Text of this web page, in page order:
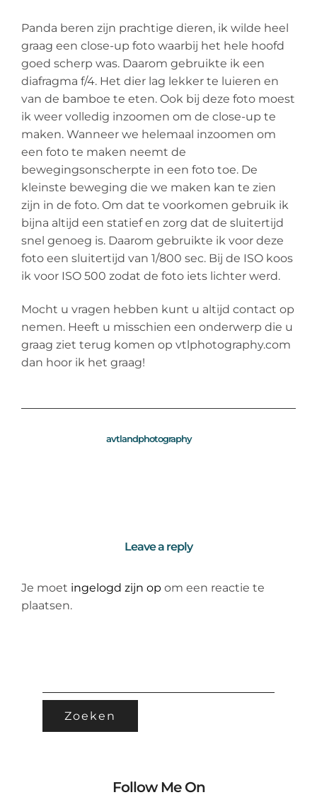
Panda beren zijn prachtige dieren, ik wilde heel
graag een close-up foto waarbij het hele hoofd
goed scherp was. Daarom gebruikte ik een
diafragma f/4. Het dier lag lekker te luieren en
van de bamboe te eten. Ook bij deze foto moest
ik weer volledig inzoomen om de close-up te
maken. Wanneer we helemaal inzoomen om
een foto te maken neemt de
bewegingsonscherpte in een foto toe. De
kleinste beweging die we maken kan te zien
zijn in de foto. Om dat te voorkomen gebruik ik
bijna altijd een statief en zorg dat de sluitertijd
snel genoeg is. Daarom gebruikte ik voor deze
foto een sluitertijd van 1/800 sec. Bij de ISO koos
ik voor ISO 500 zodat de foto iets lichter werd.
Mocht u vragen hebben kunt u altijd contact op
nemen. Heeft u misschien een onderwerp die u
graag ziet terug komen op vtlphotography.com
dan hoor ik het graag!
avtlandphotography
Leave a reply
Je moet ingelogd zijn op om een reactie te
plaatsen.
Follow Me On